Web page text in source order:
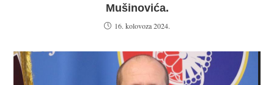
Mušinovića.
16. kolovoza 2024.